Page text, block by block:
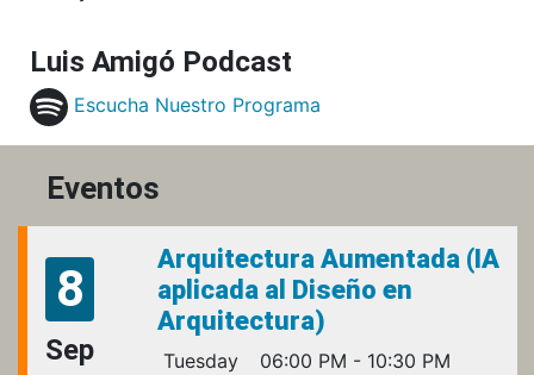
Luis Amigó Podcast
Escucha Nuestro Programa
Eventos
8
Sep
Arquitectura Aumentada (IA
aplicada al Diseño en
Arquitectura)
Tuesday
06:00 PM - 10:30 PM